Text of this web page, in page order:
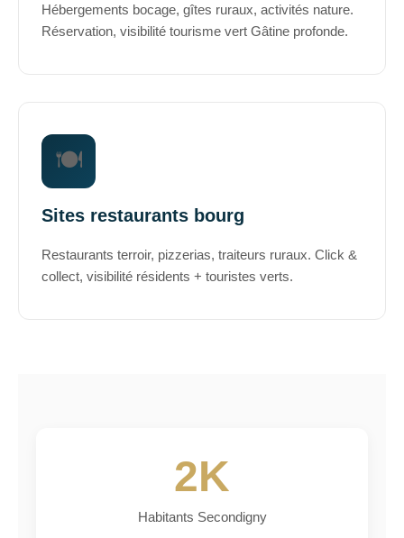
Hébergements bocage, gîtes ruraux, activités nature.
Réservation, visibilité tourisme vert Gâtine profonde.
🍽️
Sites restaurants bourg
Restaurants terroir, pizzerias, traiteurs ruraux. Click &
collect, visibilité résidents + touristes verts.
2K
Habitants Secondigny